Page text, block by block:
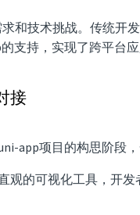
和技术挑战。传统
支持，实现了跨平台
接
app项目的构思阶
观的可视化工具，开